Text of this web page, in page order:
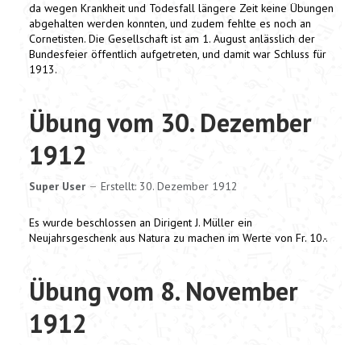
da wegen Krankheit und Todesfall längere Zeit keine Übungen
abgehalten werden konnten, und zudem fehlte es noch an
Cornetisten. Die Gesellschaft ist am 1. August anlässlich der
Bundesfeier öffentlich aufgetreten, und damit war Schluss für
1913.
Übung vom 30. Dezember
1912
Super User Erstellt: 30. Dezember 1912
Es wurde beschlossen an Dirigent J. Müller ein
Neujahrsgeschenk aus Natura zu machen im Werte von Fr. 10.-.
Übung vom 8. November
1912